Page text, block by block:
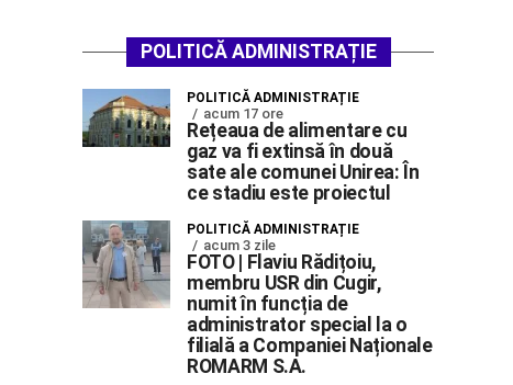
POLITICĂ ADMINISTRAȚIE
POLITICĂ ADMINISTRAȚIE
acum 17 ore
Rețeaua de alimentare cu
gaz va fi extinsă în două
sate ale comunei Unirea: În
ce stadiu este proiectul
POLITICĂ ADMINISTRAȚIE
acum 3 zile
FOTO | Flaviu Rădițoiu,
membru USR din Cugir,
numit în funcția de
administrator special la o
filială a Companiei Naționale
ROMARM S.A.